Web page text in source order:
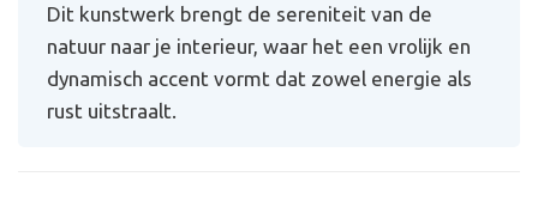
Dit kunstwerk brengt de sereniteit van de
natuur naar je interieur, waar het een vrolijk en
dynamisch accent vormt dat zowel energie als
rust uitstraalt.